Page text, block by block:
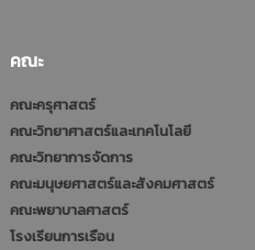
คณะ
คณะครุศาสตร์
คณะวิทยาศาสตร์และเทคโนโลยี
คณะวิทยาการจัดการ
คณะมนุษยศาสตร์และสังคมศาสตร์
คณะพยาบาลศาสตร์
โรงเรียนการเรือน